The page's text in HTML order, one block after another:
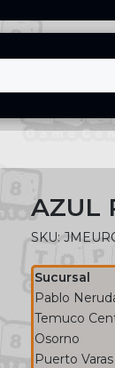
AZUL
SKU:
Sucursal
Pablo
Temuco
Osorno
Puerto Varas